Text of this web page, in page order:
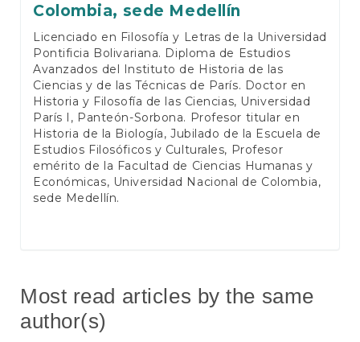
Colombia, sede Medellín
Licenciado en Filosofía y Letras de la Universidad
Pontificia Bolivariana. Diploma de Estudios
Avanzados del Instituto de Historia de las
Ciencias y de las Técnicas de París. Doctor en
Historia y Filosofía de las Ciencias, Universidad
París I, Panteón-Sorbona. Profesor titular en
Historia de la Biología, Jubilado de la Escuela de
Estudios Filosóficos y Culturales, Profesor
emérito de la Facultad de Ciencias Humanas y
Económicas, Universidad Nacional de Colombia,
sede Medellín.
Most read articles by the same
author(s)